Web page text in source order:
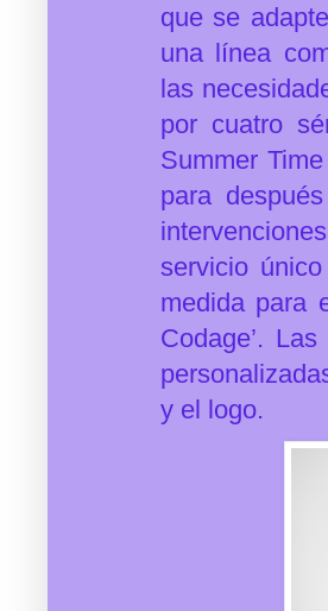
que se
una línea
las
por cuatro
Summer
para
servicio
medida para
Codage’.
y el logo.